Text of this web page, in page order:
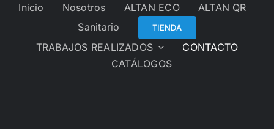
Inicio Nosotros ALTAN ECO
ALTAN QR
Sanitario
TIENDA
TRABAJOS REALIZADOS
CONTACTO
CATÁLOGOS